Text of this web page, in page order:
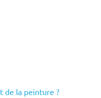
de la peinture ?